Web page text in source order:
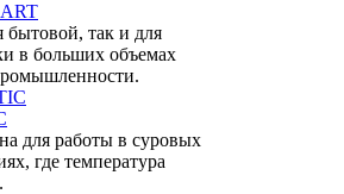
бытовой, так и для
в больших объемах
для работы в суровых
где температура